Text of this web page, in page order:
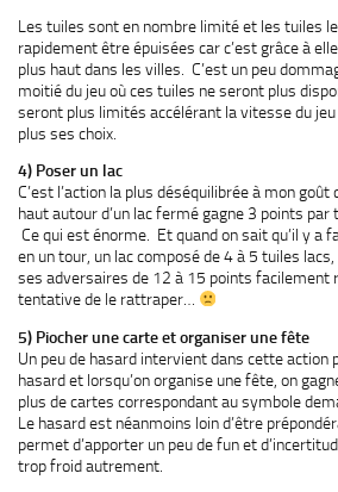
Les tuiles sont en nombre limité et les tuiles
rapidement être épuisées car c’est grâce à
plus haut dans les villes. C’est un peu
moitié du jeu où ces tuiles ne seront plus
seront plus limités accélérant la vitesse du
plus ses choix.
4) Poser un lac
C’est l’action la plus déséquilibrée à mon
haut autour d’un lac fermé gagne 3 points par
Ce qui est énorme. Et quand on sait qu’il y a
en un tour, un lac composé de 4 à 5 tuiles
ses adversaires de 12 à 15 points facilement
tentative de le rattraper…
5) Piocher une carte et organiser une fête
Un peu de hasard intervient dans cette action
hasard et lorsqu’on organise une fête, on
plus de cartes correspondant au symbole
Le hasard est néanmoins loin d’être
permet d’apporter un peu de fun et
trop froid autrement.